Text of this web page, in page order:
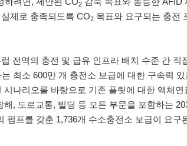
2
제로 충족되도록 CO2 목표와 요구되는 충전
전역의 충전 및 급유 인프라 배치 수준 간
최소 600만 개 충전소 보급에 대한 구속력
나리오를 바탕으로 기존 플릿에 대한 액체
, 도로교통, 빌딩 등 모든 부문을 포함하는
펌프를 갖춘 1,736개 수소충전소 보급이 요구